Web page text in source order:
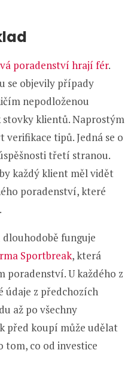
poradenství hrají fér.
se objevily případy
nepodloženou
klientů. Naprostým
verifikace tipů. Jedná se o
třetí stranou.
každý klient měl vidět
poradenství, které
funguje
Sportbreak, která
poradenství. U každého z
údaje z předchozích
až po všechny
před koupí může udělat
tom, co od investice